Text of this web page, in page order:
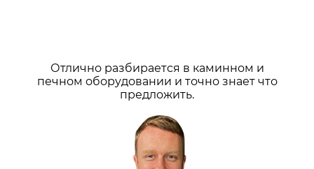
Отлично разбирается в каминном и
печном оборудовании и точно знает что
предложить.